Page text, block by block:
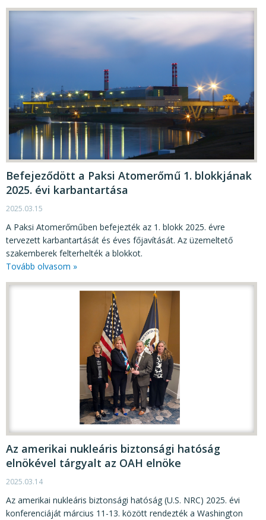
Befejeződött a Paksi Atomerőmű 1. blokkjának
2025. évi karbantartása
2025.03.15
A Paksi Atomerőműben befejezték az 1. blokk 2025. évre
tervezett karbantartását és éves főjavítását. Az üzemeltető
szakemberek felterhelték a blokkot.
Tovább olvasom »
Az amerikai nukleáris biztonsági hatóság
elnökével tárgyalt az OAH elnöke
2025.03.14
Az amerikai nukleáris biztonsági hatóság (U.S. NRC) 2025. évi
konferenciáját március 11-13. között rendezték a Washington